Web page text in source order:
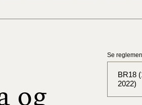
Se
BR18
2022)